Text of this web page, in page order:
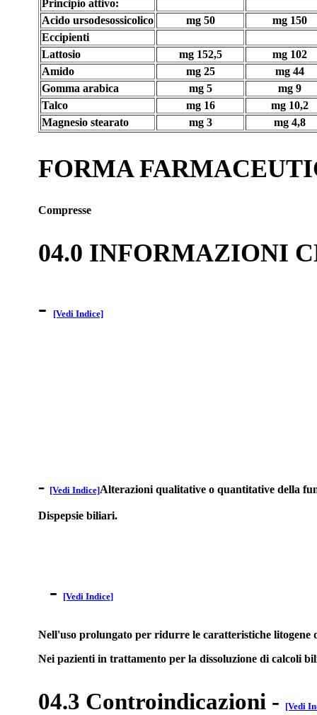
Principio attivo:
Acido ursodesossicolico
mg 50
mg 150
Eccipienti
Lattosio
mg 152,5
mg 102
Amido
mg 25
mg 44
Gomma arabica
mg 5
mg 9
Talco
mg 16
mg 10,2
Magnesio stearato
mg 3 mg 4,8
FORMA
Compresse
04.0 INFORMAZIONI
-
[Vedi Indice]
- [Vedi Indice]Alterazioni qualitative o quantitative della
Dispepsie biliari.
- [Vedi Indice]
Nell'uso prolungato per ridurre le caratteristiche litogene
Nei pazienti in trattamento per la dissoluzione di calcoli
04.3 Controindicazioni - [Vedi